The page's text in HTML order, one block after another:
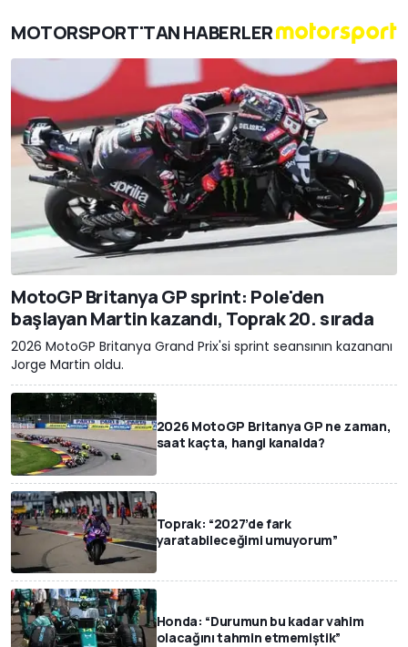
MOTORSPORT'TAN HABERLER
MotoGP Britanya GP sprint: Pole'den
başlayan Martin kazandı, Toprak 20. sırada
2026 MotoGP Britanya Grand Prix'si sprint seansının kazananı
Jorge Martin oldu.
2026 MotoGP Britanya GP ne zaman,
saat kaçta, hangi kanalda?
Toprak: “2027’de fark
yaratabileceğimi umuyorum”
Honda: “Durumun bu kadar vahim
olacağını tahmin etmemiştik”